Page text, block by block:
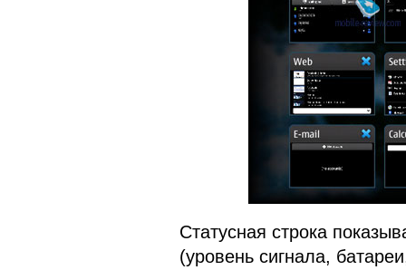
Статусная строка
(уровень сигнала,